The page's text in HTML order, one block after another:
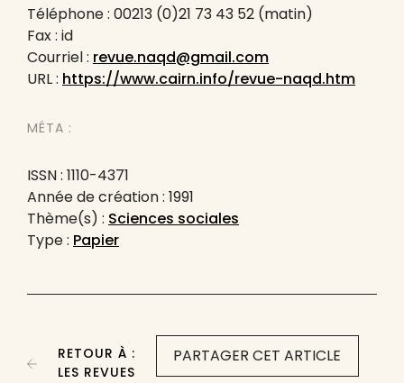
Téléphone : 00213 (0)21 73 43 52 (matin)
Fax : id
Courriel : revue.naqd@gmail.com
URL : https://www.cairn.info/revue-naqd.htm
MÉTA :
ISSN : 1110-4371
Année de création : 1991
Thème(s) : Sciences sociales
Type : Papier
PARTAGER CET ARTICLE
RETOUR À :
LES REVUES